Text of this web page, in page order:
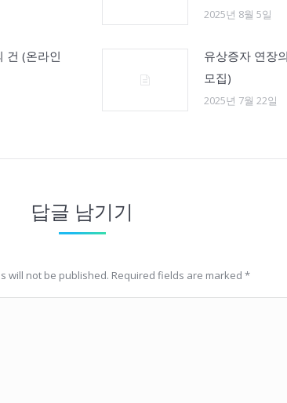
2025년 8월 5일
건 (온라인
유상증자 연장
모집)
2025년 7월 22일
답글 남기기
will not be published. Required fields are marked *